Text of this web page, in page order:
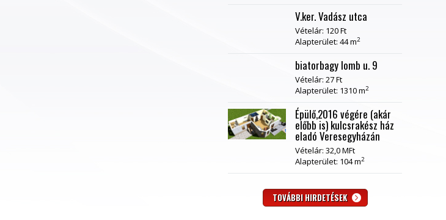
V.ker. Vadász utca
Vételár: 120 Ft
Alapterület: 44 m2
biatorbagy lomb u. 9
Vételár: 27 Ft
Alapterület: 1310 m2
Épülő,2016 végére (akár
előbb is) kulcsrakész ház
eladó Veresegyházán
Vételár: 32,0 MFt
Alapterület: 104 m2
TOVÁBBI HIRDETÉSEK